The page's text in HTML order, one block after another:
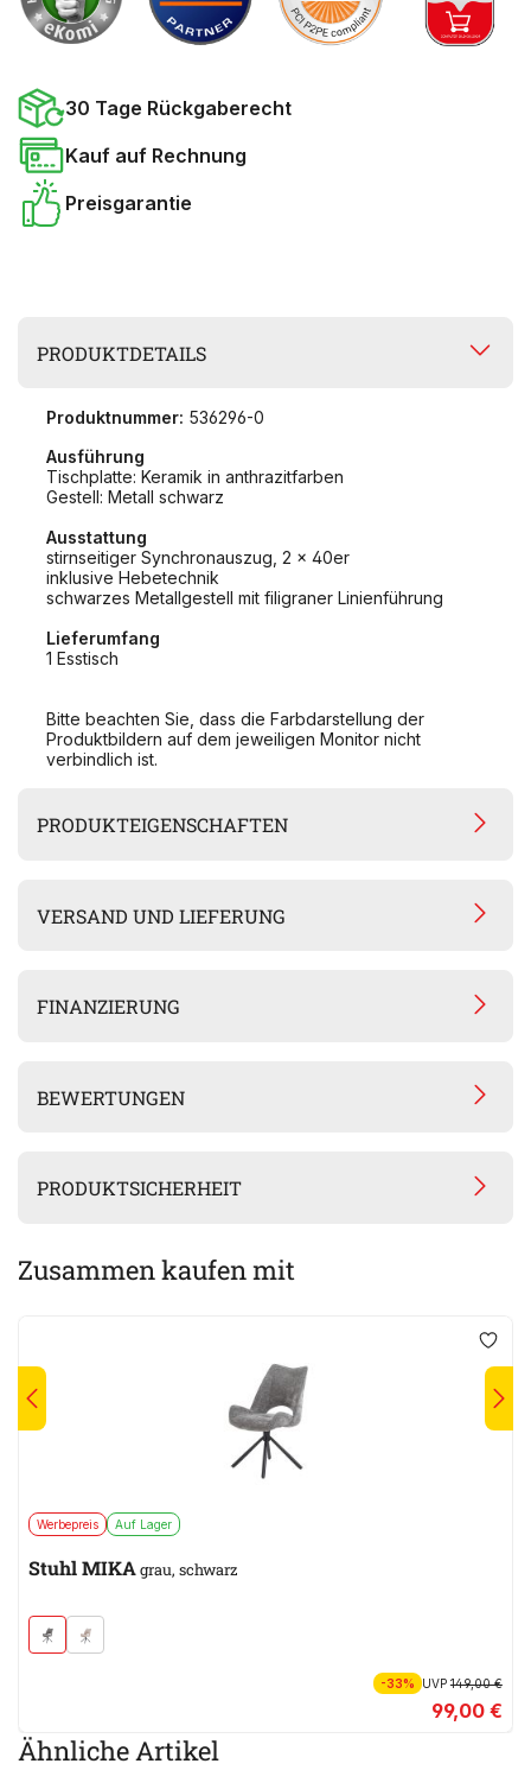
30 Tage Rückgaberecht
Kauf auf Rechnung
Preisgarantie
PRODUKTDETAILS
Produktnummer: 536296-0
Ausführung
Tischplatte: Keramik in anthrazitfarben
Gestell: Metall schwarz
Ausstattung
stirnseitiger Synchronauszug, 2 x 40er
inklusive Hebetechnik
schwarzes Metallgestell mit filigraner Linienführung
Lieferumfang
1 Esstisch
Bitte beachten Sie, dass die Farbdarstellung der
Produktbildern auf dem jeweiligen Monitor nicht
verbindlich ist.
PRODUKTEIGENSCHAFTEN
VERSAND UND LIEFERUNG
FINANZIERUNG
BEWERTUNGEN
PRODUKTSICHERHEIT
Zusammen kaufen mit
Werbepreis Auf Lager
Stuhl MIKAgrau, schwarz
-33% UVP149,00 €
99,00 €
Ähnliche Artikel